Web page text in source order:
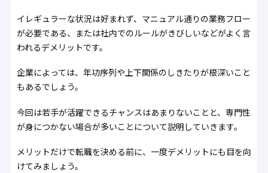
イレギュラーな状況は好まれず、マニュアル通りの業務フロー
が必要である、または社内でのルールがきびしいなどがよく言
われるデメリットです。
企業によっては、年功序列や上下関係のしきたりが根深いこと
もあるでしょう。
今回は若手が活躍できるチャンスはあまりないことと、専門性
が身につかない場合が多いことについて説明していきます。
メリットだけで転職を決める前に、一度デメリットにも目を向
けてみましょう。